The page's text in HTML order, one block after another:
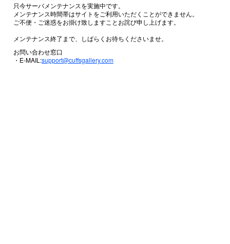
只今サーバメンテナンスを実施中です。
メンテナンス時間帯はサイトをご利用いただくことができません。
ご不便・ご迷惑をお掛け致しますことお詫び申し上げます。
メンテナンス終了まで、しばらくお待ちくださいませ。
お問い合わせ窓口
・E-MAIL:support@cuffsgallery.com